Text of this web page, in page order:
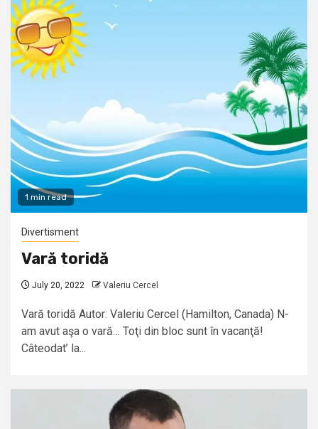
1 min read
Divertisment
Vară toridă
July 20, 2022 Valeriu Cercel
Vară toridă Autor: Valeriu Cercel (Hamilton, Canada) N-
am avut aşa o vară… Toţi din bloc sunt în vacanţă!
Câteodat’ la...